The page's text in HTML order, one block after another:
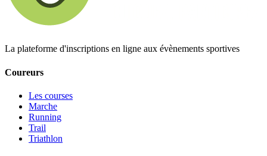
La plateforme d'inscriptions en ligne aux évènements sportives
Coureurs
Les courses
Marche
Running
Trail
Triathlon